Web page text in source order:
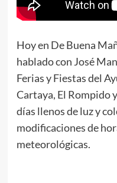
Hoy en De Buena
hablado con José
Ferias y Fiestas del
Cartaya, El Rompido
días llenos de luz y
modificaciones de
meteorológicas.